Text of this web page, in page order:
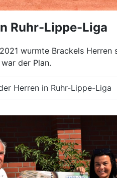
Ruhr-Lippe-Liga
wurmte Brackels Herren
der Plan.
Herren in Ruhr-Lippe-Liga